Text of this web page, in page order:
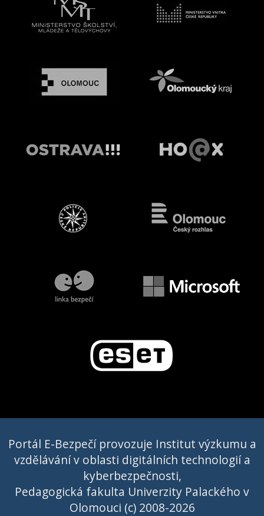
Portál E-Bezpečí provozuje Institut výzkumu a
vzdělávání v oblasti digitálních technologií a
kyberbezpečnosti,
Pedagogická fakulta Univerzity Palackého v
Olomouci (c) 2008-2026